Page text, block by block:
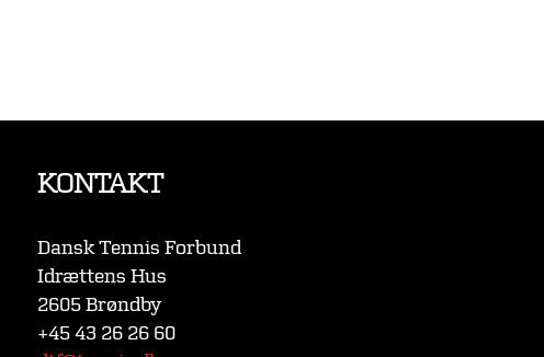
KONTAKT
Dansk Tennis Forbund
Idrættens Hus
2605 Brøndby
+45 43 26 26 60